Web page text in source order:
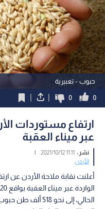
حبوب - تعبيرية
0
0
عبر ميناء العقبة
نشر : 11:11 2021/10/12
|
الأردن
أعلنت نقابة ملاحة الأردن عن